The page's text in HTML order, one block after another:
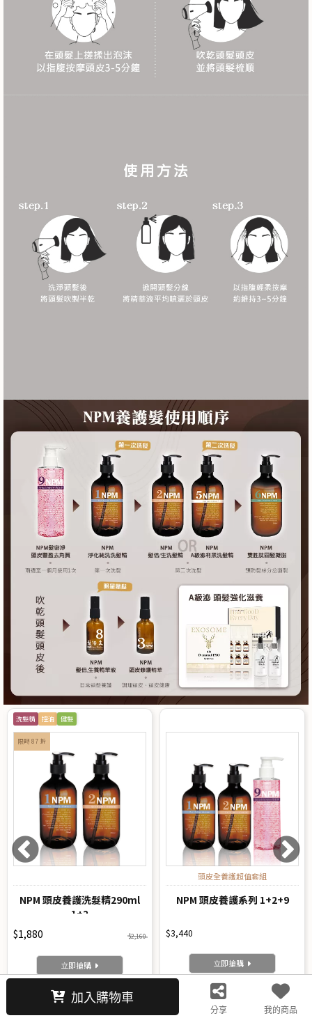
限時 87 折
洗髮精 控油 健髮
NPM 頭皮養護洗髮精290ml
1+2
$1,880
$2,160
立即搶購
頭皮全養護超值套組
NPM 頭皮養護系列 1+2+9
$3,440
立即搶購
加入購物車
分享 我的商品